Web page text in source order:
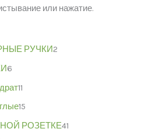
или нажатие.
РУЧКИ2
6
11
15
РОЗЕТКЕ41